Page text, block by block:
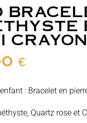
€
: Bracelet en
Quartz rose et